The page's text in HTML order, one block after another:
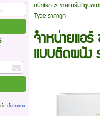
ในนโยบายความ
หน้าแรก>ขายแอร์มิตซูบิชิเ
Type ราคาถูก
จำหน่ายแอ
แบบติดผนัง